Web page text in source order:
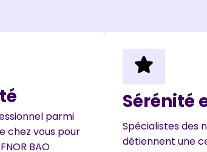
parmi
chez vous pour
BAO
Sérénité
Spécialistes des
détiennent une